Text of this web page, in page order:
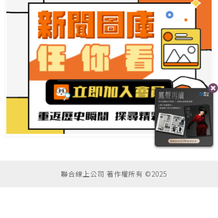
聯合線上公司 著作權所有 ©2025